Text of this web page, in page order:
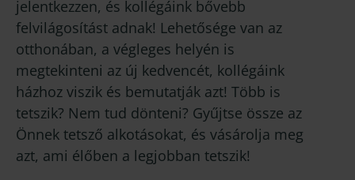
jelentkezzen, és kollégáink bővebb
felvilágosítást adnak! Lehetősége van az
otthonában, a végleges helyén is
megtekinteni az új kedvencét, kollégáink
házhoz viszik és bemutatják azt! Több is
tetszik? Nem tud dönteni? Gyűjtse össze az
Önnek tetsző alkotásokat, és vásárolja meg
azt, ami élőben a legjobban tetszik!